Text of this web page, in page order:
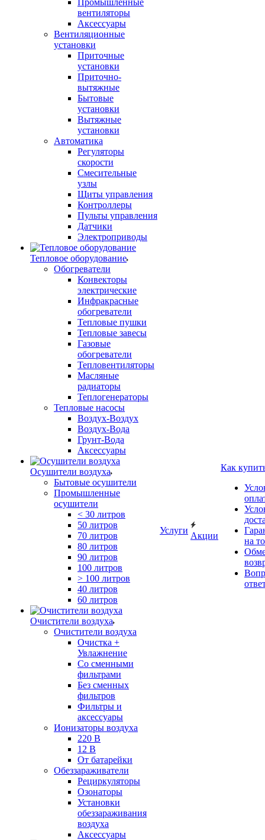
Промышленные
вентиляторы
Аксессуары
Вентиляционные
установки
Приточные
установки
Приточно-
вытяжные
Бытовые
установки
Вытяжные
установки
Автоматика
Регуляторы
скорости
Смесительные
узлы
Щиты управления
Контроллеры
Пульты управления
Датчики
Электроприводы
Тепловое оборудование
Обогреватели
Конвекторы
электрические
Инфракрасные
обогреватели
Тепловые пушки
Тепловые завесы
Газовые
обогреватели
Тепловентиляторы
Масляные
радиаторы
Теплогенераторы
Тепловые насосы
Воздух-Воздух
Воздух-Вода
Грунт-Вода
Аксессуары
Осушители воздуха
Бытовые осушители
Промышленные
осушители
< 30 литров
50 литров
70 литров
80 литров
90 литров
100 литров
> 100 литров
40 литров
60 литров
Очистители воздуха
Очистители воздуха
Очистка +
Увлажнение
Cо сменными
фильтрами
Без сменных
фильтров
Фильтры и
аксессуары
Ионизаторы воздуха
220 В
12 В
От батарейки
Обеззараживатели
Рециркуляторы
Озонаторы
Установки
обеззараживания
воздуха
Аксессуары
Услуги
Акции
Как
на